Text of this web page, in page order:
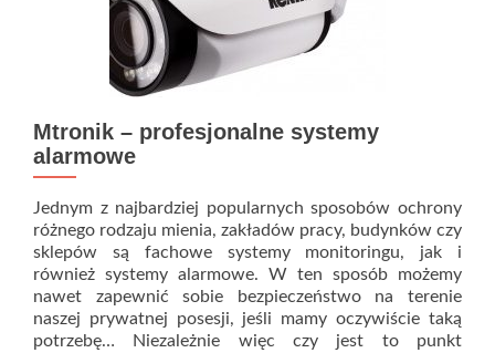
Mtronik – profesjonalne systemy
alarmowe
Jednym z najbardziej popularnych sposobów ochrony
różnego rodzaju mienia, zakładów pracy, budynków czy
sklepów są fachowe systemy monitoringu, jak i
również systemy alarmowe. W ten sposób możemy
nawet zapewnić sobie bezpieczeństwo na terenie
naszej prywatnej posesji, jeśli mamy oczywiście taką
potrzebę… Niezależnie więc czy jest to punkt